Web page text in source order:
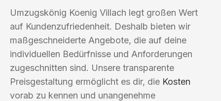
Umzugskönig Koenig Villach legt großen Wert
auf Kundenzufriedenheit. Deshalb bieten wir
maßgeschneiderte Angebote, die auf deine
individuellen Bedürfnisse und Anforderungen
zugeschnitten sind. Unsere transparente
Preisgestaltung ermöglicht es dir, die Kosten
vorab zu kennen und unangenehme